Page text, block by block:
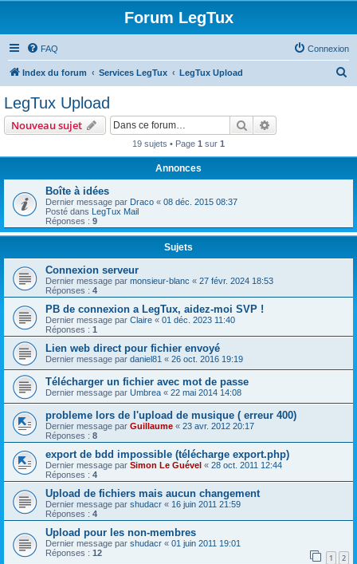
Forum LegTux
FAQ Connexion
Index du forum Services LegTux LegTux Upload
LegTux Upload
Nouveau sujet Rechercher
19 sujets • Page 1 sur 1
Annonces
Boîte à idées
Dernier message par Draco « 08 déc. 2015 08:37
Posté dans LegTux Mail
Réponses : 9
Sujets
Connexion serveur
Dernier message par monsieur-blanc « 27 févr. 2024 18:53
Réponses : 4
PB de connexion a LegTux, aidez-moi SVP !
Dernier message par Claire « 01 déc. 2023 11:40
Réponses : 1
Lien web direct pour fichier envoyé
Dernier message par daniel81 « 26 oct. 2016 19:19
Télécharger un fichier avec mot de passe
Dernier message par Umbrea « 22 mai 2014 14:08
probleme lors de l'upload de musique ( erreur 400)
Dernier message par Guillaume « 23 avr. 2012 20:17
Réponses : 8
export de bdd impossible (télécharge export.php)
Dernier message par Simon Le Guével « 28 oct. 2011 12:44
Réponses : 4
Upload de fichiers mais aucun changement
Dernier message par shudacr « 16 juin 2011 21:59
Réponses : 4
Upload pour les non-membres
Dernier message par shudacr « 01 juin 2011 19:01
Réponses : 12 1 2